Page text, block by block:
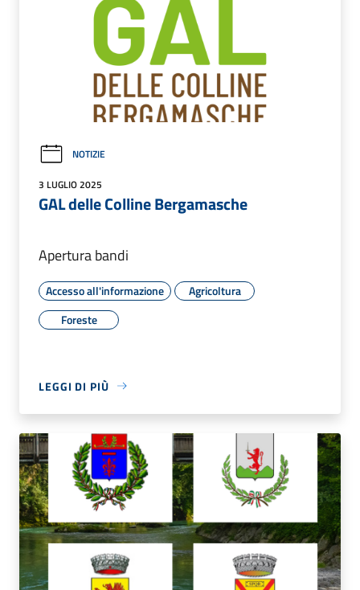
NOTIZIE
3 LUGLIO 2025
GAL delle Colline Bergamasche
Apertura bandi
Accesso all'informazione
Agricoltura
Foreste
LEGGI DI PIÙ